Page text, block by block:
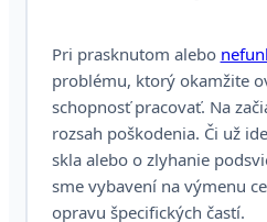
Pri prasknutom alebo
problému, ktorý okamžite
schopnosť pracovať. Na
rozsah poškodenia. Či už
skla alebo o zlyhanie
sme vybavení na výmenu
opravu špecifických častí.